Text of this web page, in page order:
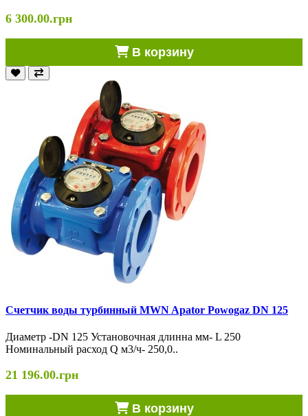
6 300.00.грн
В корзину
Счетчик воды турбинный MWN Apator Powogaz DN 125
Диаметр -DN 125 Установочная длинна мм- L 250
Номинальный расход Q м3/ч- 250,0..
21 196.00.грн
В корзину